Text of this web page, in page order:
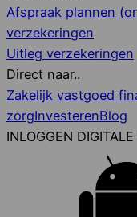
Afspraak plannen
verzekeringen
Uitleg verzekeringen
Direct naar..
Zakelijk vastgoed
zorgInvesterenBlog
INLOGGEN